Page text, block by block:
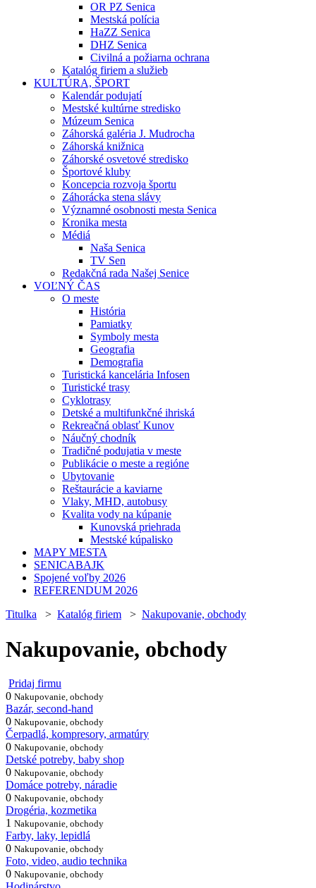
OR PZ Senica
Mestská polícia
HaZZ Senica
DHZ Senica
Civilná a požiarna ochrana
Katalóg firiem a služieb
KULTÚRA, ŠPORT
Kalendár podujatí
Mestské kultúrne stredisko
Múzeum Senica
Záhorská galéria J. Mudrocha
Záhorská knižnica
Záhorské osvetové stredisko
Športové kluby
Koncepcia rozvoja športu
Záhorácka stena slávy
Významné osobnosti mesta Senica
Kronika mesta
Médiá
Naša Senica
TV Sen
Redakčná rada Našej Senice
VOĽNÝ ČAS
O meste
História
Pamiatky
Symboly mesta
Geografia
Demografia
Turistická kancelária Infosen
Turistické trasy
Cyklotrasy
Detské a multifunkčné ihriská
Rekreačná oblasť Kunov
Náučný chodník
Tradičné podujatia v meste
Publikácie o meste a regióne
Ubytovanie
Reštaurácie a kaviarne
Vlaky, MHD, autobusy
Kvalita vody na kúpanie
Kunovská priehrada
Mestské kúpalisko
MAPY MESTA
SENICABAJK
Spojené voľby 2026
REFERENDUM 2026
Titulka > Katalóg firiem > Nakupovanie, obchody
Nakupovanie, obchody
Pridaj firmu
0 Nakupovanie, obchody
Bazár, second-hand
0 Nakupovanie, obchody
Čerpadlá, kompresory, armatúry
0 Nakupovanie, obchody
Detské potreby, baby shop
0 Nakupovanie, obchody
Domáce potreby, náradie
0 Nakupovanie, obchody
Drogéria, kozmetika
1 Nakupovanie, obchody
Farby, laky, lepidlá
0 Nakupovanie, obchody
Foto, video, audio technika
0 Nakupovanie, obchody